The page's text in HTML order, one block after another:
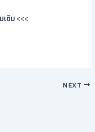
เติม <<<
NEXT